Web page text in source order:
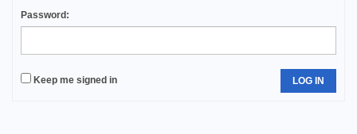
Password:
Keep me signed in LOG IN